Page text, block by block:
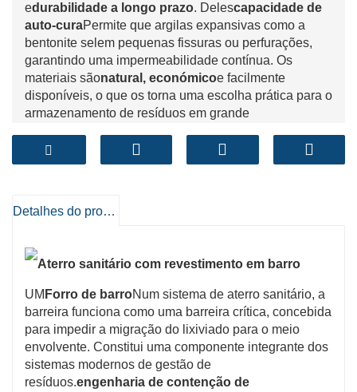
edurabilidade a longo prazo. Delescapacidade de
auto-curaPermite que argilas expansivas como a
bentonite selem pequenas fissuras ou perfurações,
garantindo uma impermeabilidade contínua. Os
materiais sãonatural, económicoe facilmente
disponíveis, o que os torna uma escolha prática para o
armazenamento de resíduos em grande
lixiviação
integridade mecânica robusta
revestimentos de argila cumprem padrões ambientais
fornecemproteção fiável das águas
essenciais na engenharia moderna de aterros
sanitários.
Detalhes do produto
UM Forro de barroNum sistema de aterro sanitário, a
barreira funciona como uma barreira crítica, concebida
para impedir a migração do lixiviado para o meio
envolvente. Constitui uma componente integrante dos
sistemas modernos de gestão de
resíduos.engenharia de contenção de